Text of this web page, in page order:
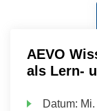
AEVO
als Lern-
Datum: Mi.